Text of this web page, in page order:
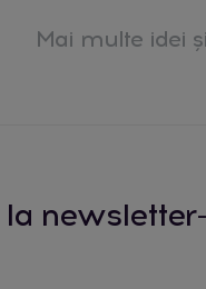
Mai multe idei